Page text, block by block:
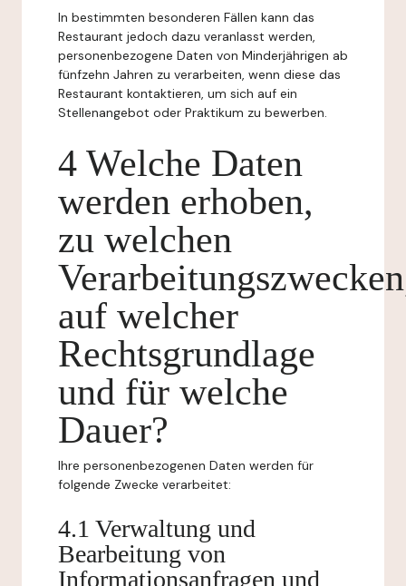
In bestimmten besonderen Fällen kann das
Restaurant jedoch dazu veranlasst werden,
personenbezogene Daten von Minderjährigen ab
fünfzehn Jahren zu verarbeiten, wenn diese das
Restaurant kontaktieren, um sich auf ein
Stellenangebot oder Praktikum zu bewerben.
4 Welche Daten
werden erhoben,
zu welchen
auf welcher
Rechtsgrundlage
und für welche
Dauer?
Ihre personenbezogenen Daten werden für
folgende Zwecke verarbeitet:
4.1 Verwaltung und
Bearbeitung von
Informationsanfragen und